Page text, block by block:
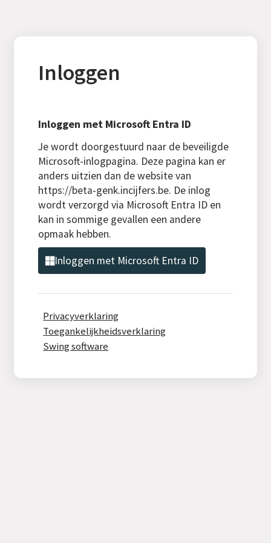
Inloggen
Inloggen met Microsoft Entra ID
Je wordt doorgestuurd naar de beveiligde
Microsoft-inlogpagina. Deze pagina kan er
anders uitzien dan de website van
https://beta-genk.incijfers.be. De inlog
wordt verzorgd via Microsoft Entra ID en
kan in sommige gevallen een andere
opmaak hebben.
Inloggen met Microsoft Entra ID
Privacyverklaring
Toegankelijkheidsverklaring
Swing software